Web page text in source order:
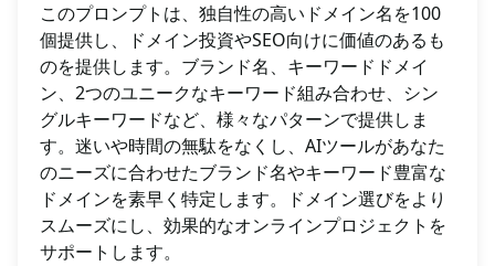
このプロンプトは、独自性の高いドメイン名を100
個提供し、ドメイン投資やSEO向けに価値のあるも
のを提供します。ブランド名、キーワードドメイ
ン、2つのユニークなキーワード組み合わせ、シン
グルキーワードなど、様々なパターンで提供しま
す。迷いや時間の無駄をなくし、AIツールがあなた
のニーズに合わせたブランド名やキーワード豊富な
ドメインを素早く特定します。ドメイン選びをより
スムーズにし、効果的なオンラインプロジェクトを
サポートします。